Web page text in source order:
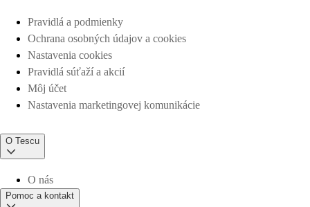
Pravidlá a podmienky
Ochrana osobných údajov a cookies
Nastavenia cookies
Pravidlá súťaží a akcií
Môj účet
Nastavenia marketingovej komunikácie
O Tescu
O nás
Pomoc a kontakt